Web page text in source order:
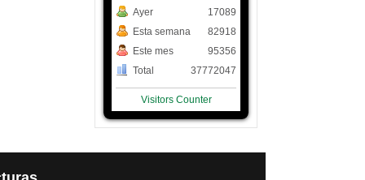
Ayer
Esta semana
Este mes
Total
17089
82918
95356
37772047
Visitors Counter